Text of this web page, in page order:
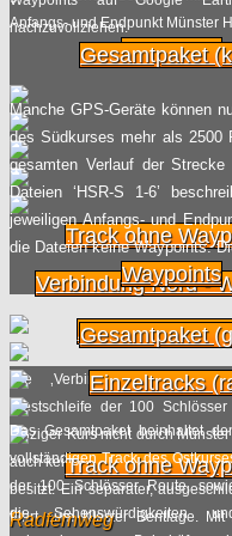
Anfangs- und Endpunkt Münster
Waypoints
Track ohne
Verbindung Nord -
Abstecher
Die ‚Verbindung Nord-
Westschleife der 100
einziger Kurs nicht durch
auch keine Verbindung zu den
besitzt. Ein separater,
führt zum Kloster Bentlage. Mit
nachzuvollziehen.
Gesamtpaket
Manche GPS-Geräte können
des Südkurses mehr als 2500
gesamten Verlauf der
Dateien ‘HSR-S 1-6’
jeweiligen Anfangs- und
die Dateien keine Waypoints.
Waypoints
Track ohne
Radfernweg
Gesamtpaket
Einzeltracks
Das Gesamtpaket beinhaltet
vollständigen Track des
der 100 Schlösser Route,
die Sehenswürdigkeiten